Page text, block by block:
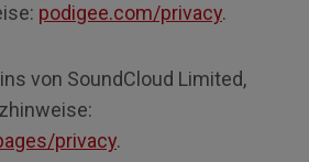
podigee.com/privacy.
von SoundCloud Limited,
privacy.